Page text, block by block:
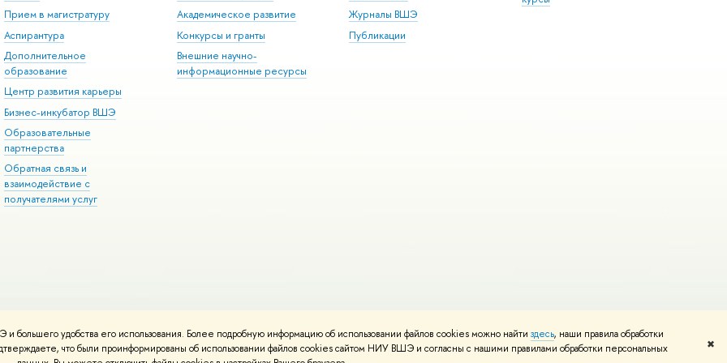
удобства его использования. Более подробную информацию об использовании файлов cookies можно найти здесь, наши правила обработки
что были проинформированы об использовании файлов cookies сайтом НИУ ВШЭ и согласны с нашими правилами обработки персональных
✖
Прием в магистратуру
Аспирантура
Дополнительное
образование
Центр развития карьеры
Бизнес-инкубатор ВШЭ
Образовательные
партнерства
Обратная связь и
взаимодействие с
получателями услуг
Академическое развитие
Конкурсы и гранты
Внешние научно-
информационные ресурсы
Журналы ВШЭ
Публикации
Редактору
Условия использования материалов Политика конфиденциальности Карта сайта
вШколе дизайна НИУ ВШЭ